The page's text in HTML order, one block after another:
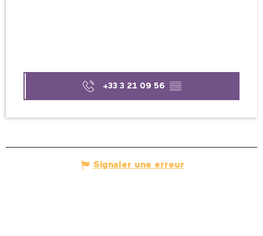
+33 3 21 09 56 ▒▒
Signaler une erreur